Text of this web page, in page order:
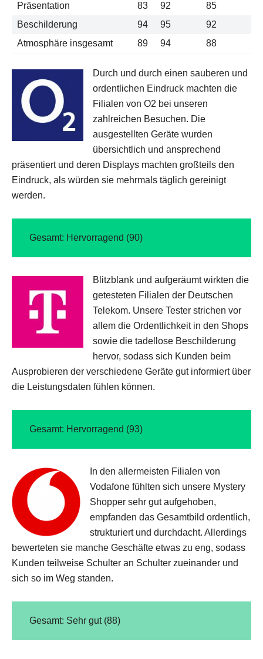
Präsentation
83 92
85
Beschilderung
94 95
92
Atmosphäre insgesamt
89 94 88
Durch und durch einen sauberen und
ordentlichen Eindruck machten die
Filialen von O2 bei unseren
zahlreichen Besuchen. Die
ausgestellten Geräte wurden
übersichtlich und ansprechend
präsentiert und deren Displays machten großteils den
Eindruck, als würden sie mehrmals täglich gereinigt
werden.
Gesamt: Hervorragend (90)
Blitzblank und aufgeräumt wirkten die
getesteten Filialen der Deutschen
Telekom. Unsere Tester strichen vor
allem die Ordentlichkeit in den Shops
sowie die tadellose Beschilderung
hervor, sodass sich Kunden beim
Ausprobieren der verschiedene Geräte gut informiert über
die Leistungsdaten fühlen können.
Gesamt: Hervorragend (93)
In den allermeisten Filialen von
Vodafone fühlten sich unsere Mystery
Shopper sehr gut aufgehoben,
empfanden das Gesamtbild ordentlich,
strukturiert und durchdacht. Allerdings
bewerteten sie manche Geschäfte etwas zu eng, sodass
Kunden teilweise Schulter an Schulter zueinander und
sich so im Weg standen.
Gesamt: Sehr gut (88)